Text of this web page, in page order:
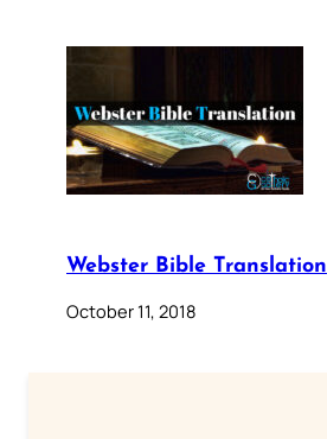
Webster Bible Translation
October 11, 2018